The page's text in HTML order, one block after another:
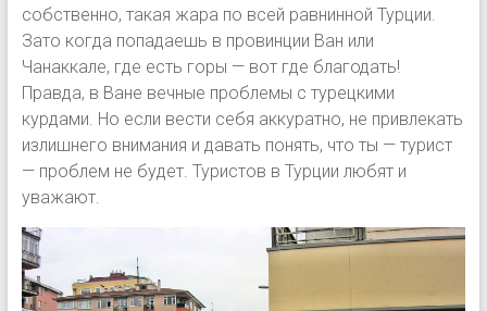
собственно, такая жара по всей равнинной Турции.
Зато когда попадаешь в провинции Ван или
Чанаккале, где есть горы — вот где благодать!
Правда, в Ване вечные проблемы с турецкими
курдами. Но если вести себя аккуратно, не привлекать
излишнего внимания и давать понять, что ты — турист
— проблем не будет. Туристов в Турции любят и
уважают.